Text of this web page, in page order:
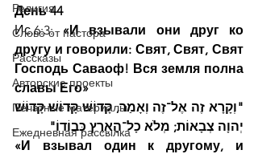
Религия
Слово от пастора
Рассказы
Авторские проекты
Печатные материалы
Ежедневная рассылка
День 44
Ис.6:3: «И взывали они друг ко
другу и говорили: Свят, Свят, Свят
Господь Саваоф! Вся земля полна
славы Его»
"וְקָרָא זֶה אֶל־זֶה וְאָמַר, קָדוֹשׁ קָדוֹשׁ קָדוֹשׁ
יְהוָה צְבָאוֹת; מְלֹא כָל־הָאָרֶץ כְּבוֹדוֹ"
«И взывал один к другому, и